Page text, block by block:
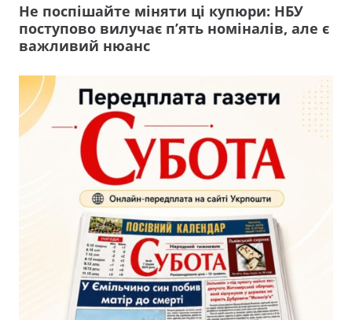
Не поспішайте міняти ці купюри: НБУ
поступово вилучає п’ять номіналів, але є
важливий нюанс